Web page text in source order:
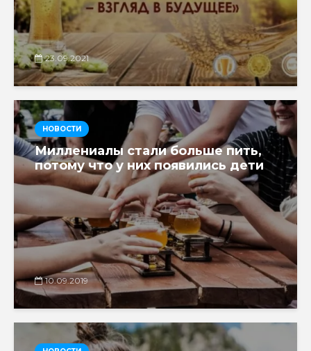
23.09.2021
НОВОСТИ
Миллениалы стали больше пить,
потому что у них появились дети
10.09.2019